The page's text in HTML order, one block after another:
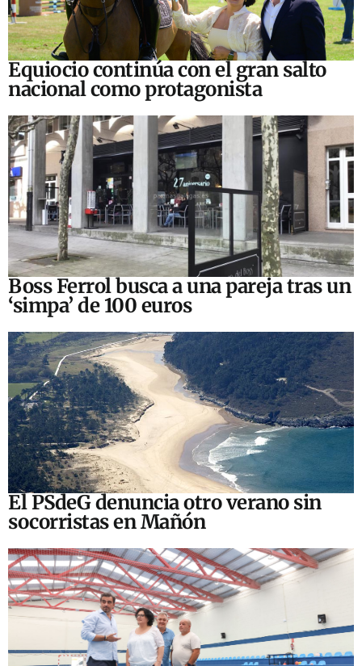
Equiocio continúa con el gran salto
nacional como protagonista
Boss Ferrol busca a una pareja tras un
‘simpa’ de 100 euros
El PSdeG denuncia otro verano sin
socorristas en Mañón